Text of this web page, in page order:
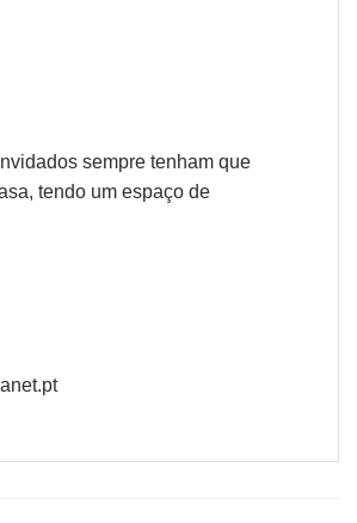
sempre tenham que
tendo um espaço de